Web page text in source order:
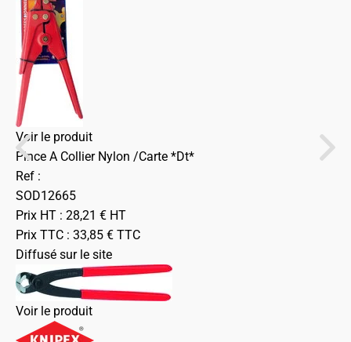
Voir le produit
Pince A Collier Nylon /Carte *Dt*
Ref :
SOD12665
Prix HT : 28,21 € HT
Prix TTC : 33,85 € TTC
Diffusé sur le site
Voir le produit